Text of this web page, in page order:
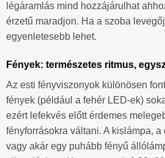
légáramlás mind hozzájárulhat
érzetű maradjon. Ha a szoba
egyenletesebb lehet.
Fények: természetes ritmus,
Az esti fényviszonyok különösen
fények (például a fehér LED-ek)
ezért lefekvés előtt érdemes
fényforrásokra váltani. A kislámpa,
vagy akár egy puhább fényű